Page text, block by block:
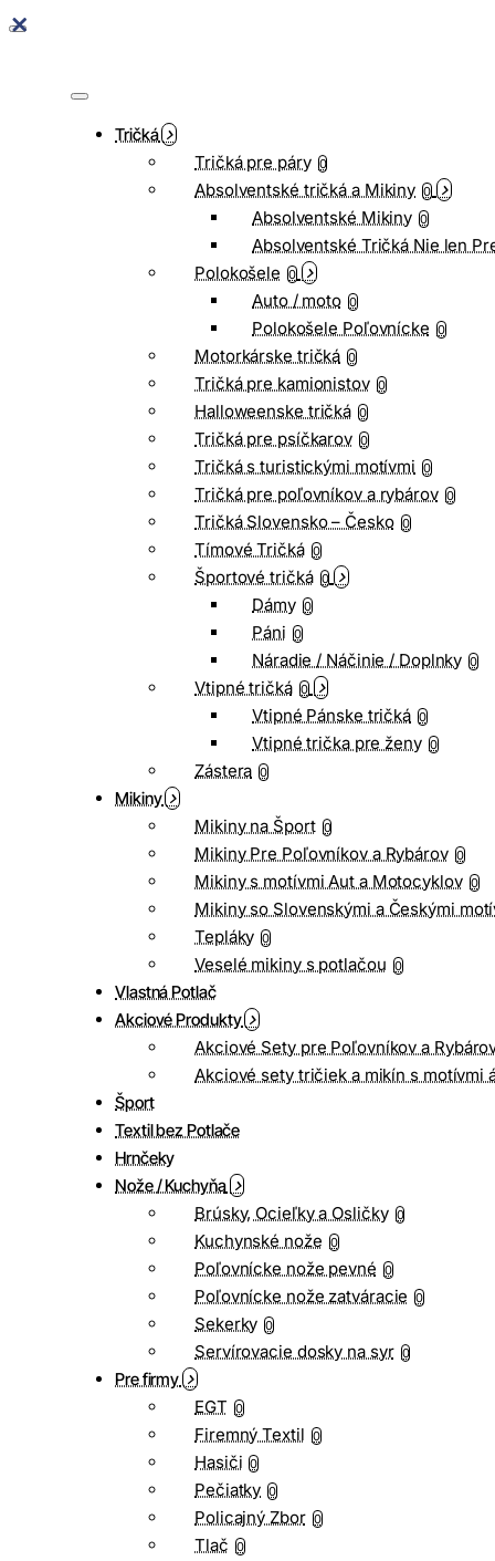
Tričká
Tričká pre páry 0
Absolventské tričká a Mikiny 0
Absolventské Mikiny 0
Absolventské Tričká Nie len
Polokošele 0
Auto / moto 0
Polokošele Poľovnícke 0
Motorkárske tričká 0
Tričká pre kamionistov 0
Halloweenske tričká 0
Tričká pre psíčkarov 0
Tričká s turistickými motívmi 0
Tričká pre poľovníkov a rybárov 0
Tričká Slovensko – Česko 0
Tímové Tričká 0
Športové tričká 0
Dámy 0
Páni 0
Náradie / Náčinie / Doplnky 0
Vtipné tričká 0
Vtipné Pánske tričká 0
Vtipné trička pre ženy 0
Zástera 0
Mikiny
Mikiny na Šport 0
Mikiny Pre Poľovníkov a Rybárov 0
Mikiny s motívmi Aut a Motocyklov 0
Mikiny so Slovenskými a Českými
Tepláky 0
Veselé mikiny s potlačou 0
Vlastná Potlač
Akciové Produkty
Akciové Sety pre Poľovníkov a
Akciové sety tričiek a mikín s motívmi
Šport
Textil bez Potlače
Hrnčeky
Nože / Kuchyňa
Brúsky, Ocieľky a Osličky 0
Kuchynské nože 0
Poľovnícke nože pevné 0
Poľovnícke nože zatváracie 0
Sekerky 0
Servírovacie dosky na syr 0
Pre firmy
EGT 0
Firemný Textil 0
Hasiči 0
Pečiatky 0
Policajný Zbor 0
Tlač 0